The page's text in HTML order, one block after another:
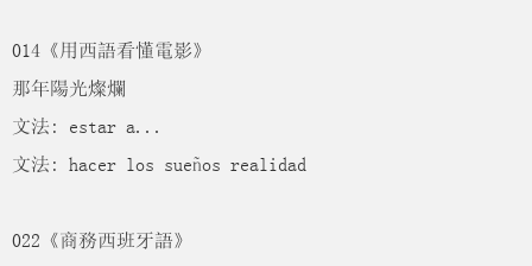
014《用西語看懂電影》
那年陽光燦爛
文法: estar a...
文法: hacer los sueños realidad
022《商務西班牙語》